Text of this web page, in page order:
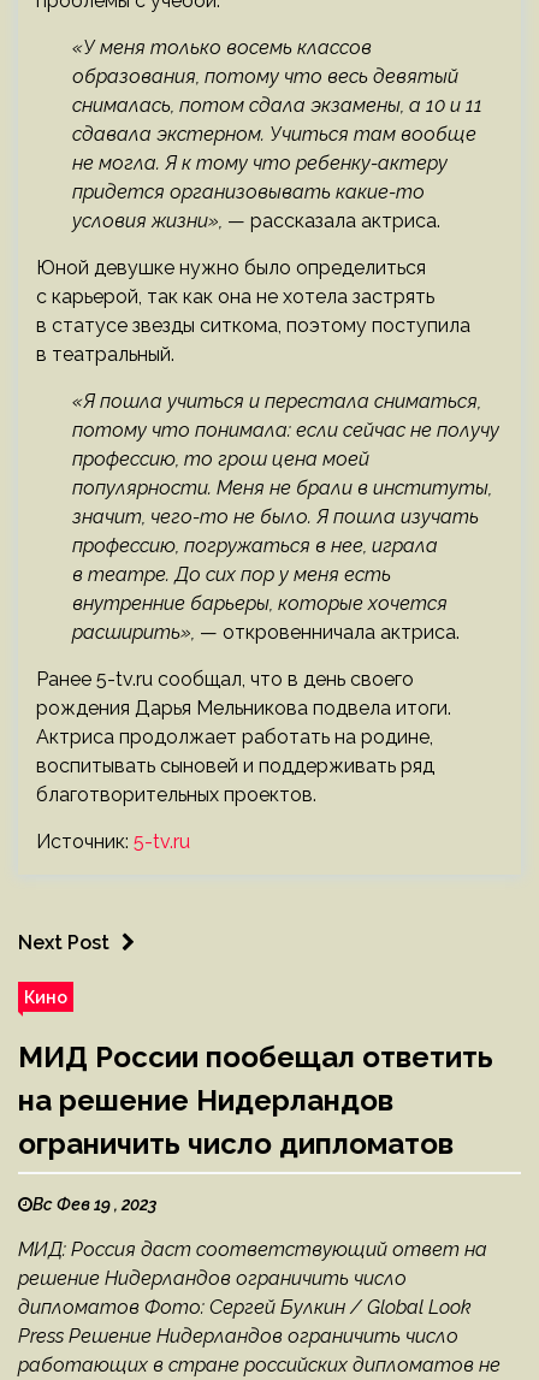
«У меня только восемь классов
образования, потому что весь девятый
снималась, потом сдала экзамены, а 10 и 11
сдавала экстерном. Учиться там вообще
не могла. Я к тому что ребенку-актеру
придется организовывать какие-то
условия жизни», — рассказала актриса.
Юной девушке нужно было определиться
с карьерой, так как она не хотела застрять
в статусе звезды ситкома, поэтому поступила
в театральный.
«Я пошла учиться и перестала сниматься,
потому что понимала: если сейчас не получу
профессию, то грош цена моей
популярности. Меня не брали в институты,
значит, чего-то не было. Я пошла изучать
профессию, погружаться в нее, играла
в театре. До сих пор у меня есть
внутренние барьеры, которые хочется
расширить», — откровенничала актриса.
Ранее 5-tv.ru сообщал, что в день своего
рождения Дарья Мельникова подвела итоги.
Актриса продолжает работать на родине,
воспитывать сыновей и поддерживать ряд
благотворительных проектов.
Источник: 5-tv.ru
Next Post
Кино
МИД России пообещал ответить
на решение Нидерландов
ограничить число дипломатов
Вс Фев 19 , 2023
МИД: Россия даст соответствующий ответ на
решение Нидерландов ограничить число
дипломатов Фото: Сергей Булкин / Global Look
Press Решение Нидерландов ограничить число
работающих в стране российских дипломатов не